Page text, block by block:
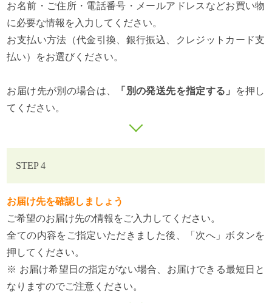
お名前・ご住所・電話番号・メールアドレスなどお買い物
に必要な情報を入力してください。
お支払い方法（代金引換、銀行振込、クレジットカード支
払い）をお選びください。
お届け先が別の場合は、 「別の発送先を指定する」
を押し
てください。
STEP 4
お届け先を確認しましょう
ご希望のお届け先の情報をご入力してください。
全ての内容をご指定いただきました後、「次へ」ボタンを
押してください。
※ お届け希望日の指定がない場合、お届けできる最短日と
なりますのでご注意ください。